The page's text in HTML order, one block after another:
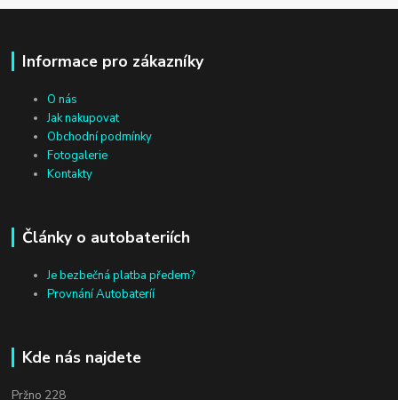
Informace pro zákazníky
O nás
Jak nakupovat
Obchodní podmínky
Fotogalerie
Kontakty
Články o autobateriích
Je bezbečná platba předem?
Provnání Autobateríí
Kde nás najdete
Pržno 228